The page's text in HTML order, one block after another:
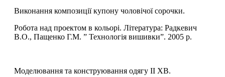
Виконання композиції купону чоловічої сорочки.
Робота над проектом в кольорі. Література: Радкевич
В.О., Пащенко Г.М. ” Технологія вишивки”. 2005 р.
Моделювання та конструювання одягу II ХВ.